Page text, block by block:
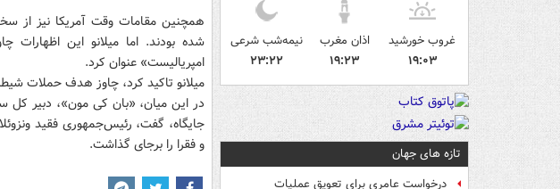
غروب خورشید
۱۹:۰۳
اذان مغرب
۱۹:۲۳
نیمه‌شب شرعی
۲۳:۲۲
تازه های جهان
درخواست عامری برای تعویق عملیات
همچنین مقامات وقت آمریکا نیز از
شده بودند. اما میلانو این
امپریالیست» عنوان کرد.
میلانو تاکید کرد، چاوز هدف حملات
در این میان، «بان کی مون»، دبیر کل
جایگاه، گفت، رئیس‌جمهوری فقید
و فقرا را برجای گذاشت.